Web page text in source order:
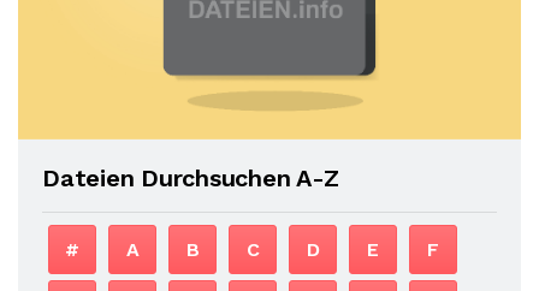
Dateien Durchsuchen A-Z
# A B C D E F